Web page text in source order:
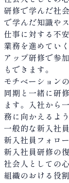
研修で学んだ社
で学んだ知識や
仕事に対する不
業務を進めてい
アップ研修で参
もできます。
モチベーション
同期と一緒に研
ます。入社から
務に向かえるよ
一般的な新入社
新入社員フォロ
新入社員研修の
社会人としての
組織のおける役